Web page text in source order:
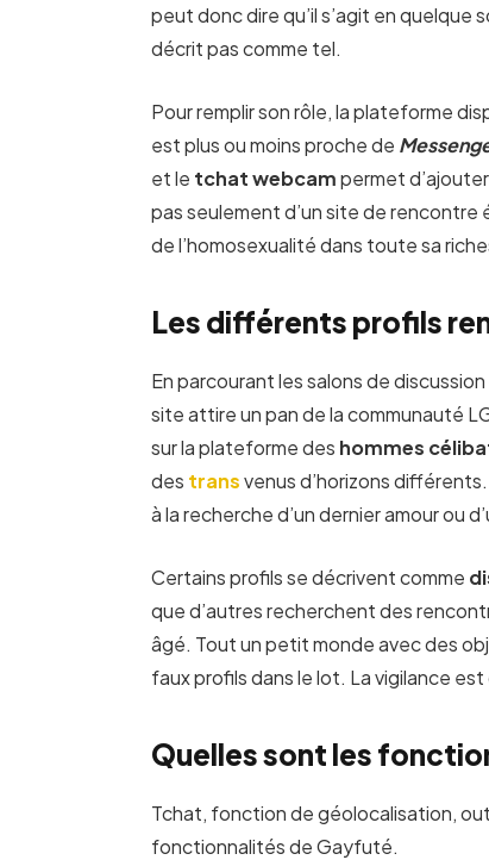
peut donc dire qu’il s’agit en quelque
décrit pas comme tel.
Pour remplir son rôle, la plateforme
est plus ou moins proche de
et le tchat webcampermet
pas seulement d’un site de rencontre
de l’homosexualité dans toute sa
Les différents profils
En parcourant les salons de
site attire un pan de la communauté
sur la plateforme des hommes
des transvenus d’horizons
à la recherche d’un dernier amour ou
Certains profils se décrivent comme
que d’autres recherchent des
âgé. Tout un petit monde avec des
faux profils dans le lot. La vigilance
Quelles sont les
Tchat, fonction de géolocalisation,
fonctionnalités de Gayfuté.